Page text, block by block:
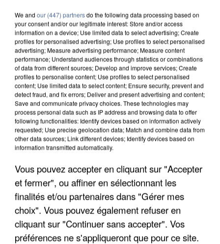
APRÈS TOUTES CES CANICULES, LES REFUGES
DE FAUNE SAUVAGE SONT...
We and our (447) partnersdo the following data processing based on
your consent and/or our legitimate interest: Store and/or access
information on a device; Use limited data to select advertising; Create
profiles for personalised advertising; Use profiles to select personalised
advertising; Measure advertising performance; Measure content
performance; Understand audiences through statistics or combinations
of data from different sources; Develop and improve services; Create
profiles to personalise content; Use profiles to select personalised
content; Use limited data to select content; Ensure security, prevent and
detect fraud, and fix errors; Deliver and present advertising and content;
Save and communicate privacy choices. These technologies may
process personal data such as IP address and browsing data to offer
following functionalities: Identify devices based on information actively
requested; Use precise geolocation data; Match and combine data from
other data sources; Link different devices; Identify devices based on
information transmitted automatically.
Vous pouvez accepter en cliquant sur "Accepter
et fermer", ou affiner en sélectionnant les
finalités et/ou partenaires dans "Gérer mes
choix". Vous pouvez également refuser en
cliquant sur "Continuer sans accepter". Vos
préférences ne s'appliqueront que pour ce site.